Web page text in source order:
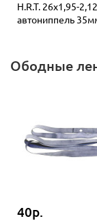
H.R.T. 26x1,95-
автониппель
Ободные
40р.